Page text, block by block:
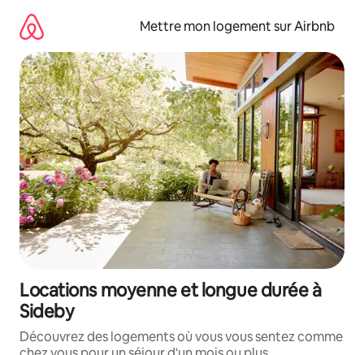
directement
contenu
Mettre mon logement sur Airbnb
Locations moyenne et longue durée à
Sideby
Découvrez des logements où vous vous sentez comme